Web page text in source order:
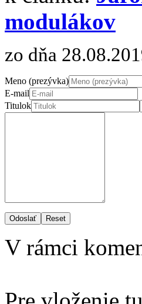
modulákov
zo dňa
Meno (prezývka)
E-mail
Titulok
Odoslať Reset
V rámci